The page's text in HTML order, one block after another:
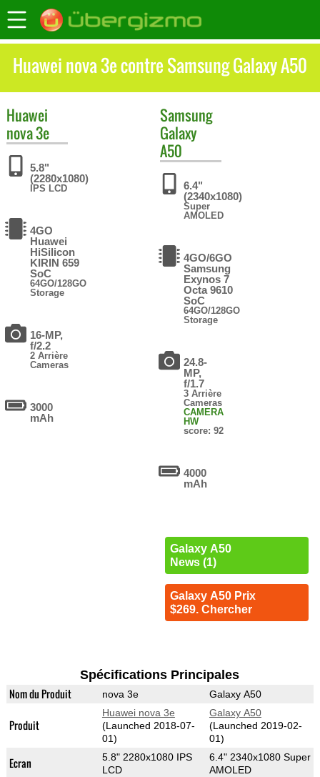
Huawei nova 3e contre Samsung Galaxy A50
Huawei
nova 3e
5.8"
(2280x1080)
IPS LCD
4GO
Huawei
HiSilicon
KIRIN 659
SoC
64GO/128GO
Storage
16-MP,
f/2.2
2 Arrière
Cameras
3000
mAh
Samsung
Galaxy
A50
6.4"
(2340x1080)
Super
AMOLED
4GO/6GO
Samsung
Exynos 7
Octa 9610
SoC
64GO/128GO
Storage
24.8-
MP,
f/1.7
3 Arrière
Cameras
CAMERA
HW
score: 92
4000
mAh
Galaxy A50
News (1)
Galaxy A50 Prix
$269. Chercher
Spécifications Principales
Nom du Produit nova 3e Galaxy A50
Produit
Huawei nova 3e
(Launched 2018-07-
01)
Galaxy A50
(Launched 2019-02-
01)
Ecran
5.8" 2280x1080 IPS
LCD
6.4" 2340x1080 Super
AMOLED